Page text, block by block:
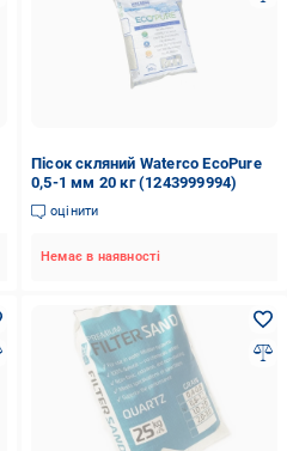
Пісок скляний Waterco EcoPure
0,5-1 мм 20 кг (1243999994)
оцінити
Немає в наявності